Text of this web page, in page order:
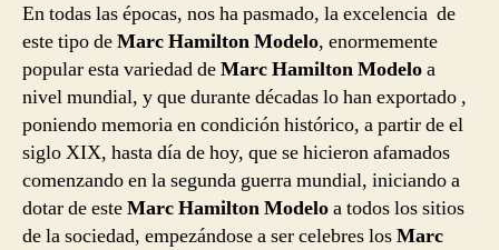
En todas las épocas, nos ha pasmado, la excelencia de
este tipo deMarc Hamilton Modelo, enormemente
popular esta variedad deMarc Hamilton Modeloa
nivel mundial, y que durante décadas lo han exportado ,
poniendo memoria en condición histórico, a partir de el
siglo XIX, hasta día de hoy, que se hicieron afamados
comenzando en la segunda guerra mundial, iniciando a
dotar de esteMarc Hamilton Modeloa todos los sitios
de la sociedad, empezándose a ser celebres losMarc